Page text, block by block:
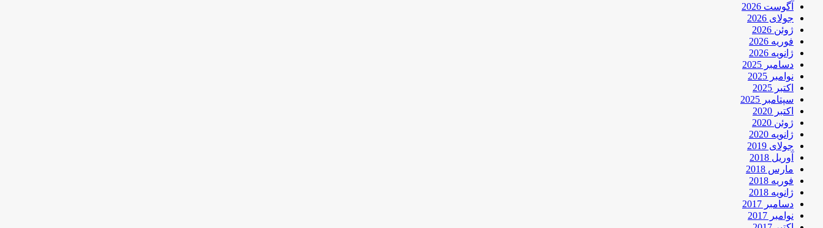
آگوست 2026
جولای 2026
ژوئن 2026
فوریه 2026
ژانویه 2026
دسامبر 2025
نوامبر 2025
اکتبر 2025
سپتامبر 2025
اکتبر 2020
ژوئن 2020
ژانویه 2020
جولای 2019
آوریل 2018
مارس 2018
فوریه 2018
ژانویه 2018
دسامبر 2017
نوامبر 2017